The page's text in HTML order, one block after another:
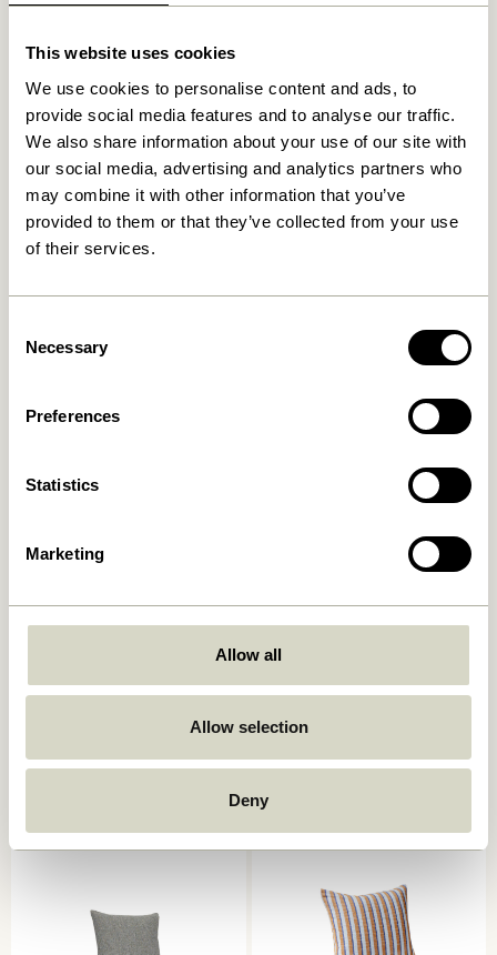
This website uses cookies
We use cookies to personalise content and ads, to
provide social media features and to analyse our traffic.
We also share information about your use of our site with
our social media, advertising and analytics partners who
may combine it with other information that you’ve
provided to them or that they’ve collected from your use
of their services.
Selection
Necessary
Preferences
Statistics
Marketing
Allow all
Allow selection
Deny
Relaterede varer
Blend Pude Mørkeblå
Tilføj til kurv
Ori Pude Olivengrøn/Beige
Muted Stolehynde
-40% -30%